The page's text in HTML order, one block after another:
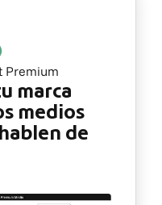
Premium
marca
medios
de